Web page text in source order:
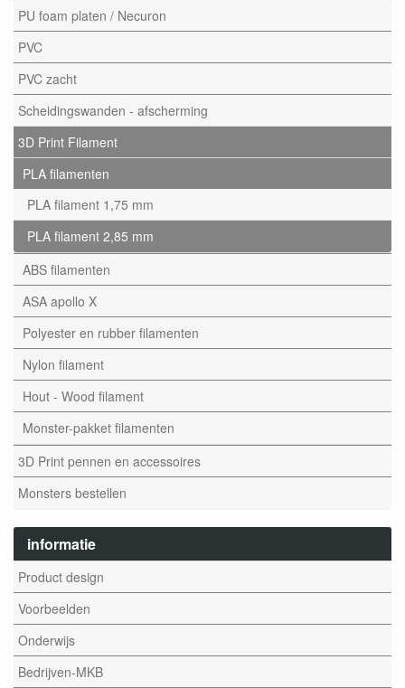
PU foam platen / Necuron
PVC
PVC zacht
Scheidingswanden - afscherming
3D Print Filament
PLA filamenten
PLA filament 1,75 mm
PLA filament 2,85 mm
ABS filamenten
ASA apollo X
Polyester en rubber filamenten
Nylon filament
Hout - Wood filament
Monster-pakket filamenten
3D Print pennen en accessoires
Monsters bestellen
informatie
Product design
Voorbeelden
Onderwijs
Bedrijven-MKB